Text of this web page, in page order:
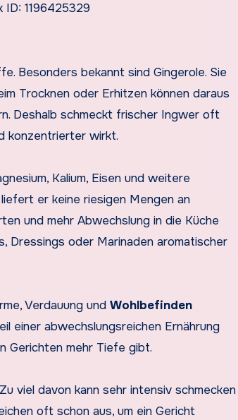
1196425329
Besonders bekannt sind Gingerole. Sie
Trocknen oder Erhitzen können daraus
Deshalb schmeckt frischer Ingwer oft
konzentrierter wirkt.
Kalium, Eisen und weitere
er keine riesigen Mengen an
und mehr Abwechslung in die Küche
Dressings oder Marinaden aromatischer
Verdauung und Wohlbefinden
einer abwechslungsreichen Ernährung
Gerichten mehr Tiefe gibt.
viel davon kann sehr intensiv schmecken
oft schon aus, um ein Gericht